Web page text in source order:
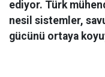
ediyor. Türk
nesil sistemler,
gücünü ortaya